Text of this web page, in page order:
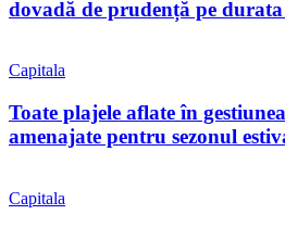
dovadă de prudență pe
Capitala
Toate plajele aflate în
amenajate pentru sezonul
Capitala